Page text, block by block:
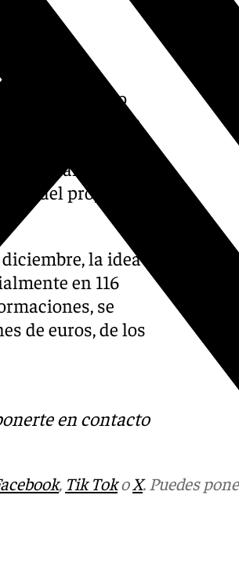
británico
-una especia de
con base en
se planteó que
del proyecto, se
la idea es
en 116
se
de euros, de los
en contacto
, Tik TokoX. Puedes